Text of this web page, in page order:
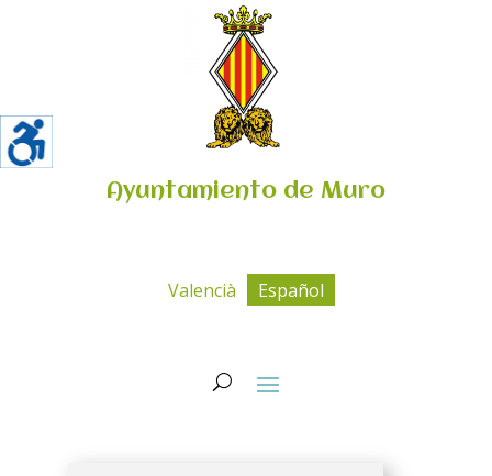
Ayuntamiento de Muro
Valencià Español